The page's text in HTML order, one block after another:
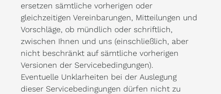
ersetzen sämtliche vorherigen oder
gleichzeitigen Vereinbarungen, Mitteilungen und
Vorschläge, ob mündlich oder schriftlich,
zwischen Ihnen und uns (einschließlich, aber
nicht beschränkt auf sämtliche vorherigen
Versionen der Servicebedingungen).
Eventuelle Unklarheiten bei der Auslegung
dieser Servicebedingungen dürfen nicht zu